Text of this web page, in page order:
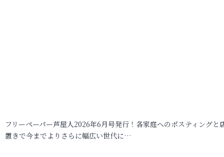
フリーペーパー芦屋人2026年6月号発行！各家庭へのポスティングと
置きで今までよりさらに幅広い世代に…